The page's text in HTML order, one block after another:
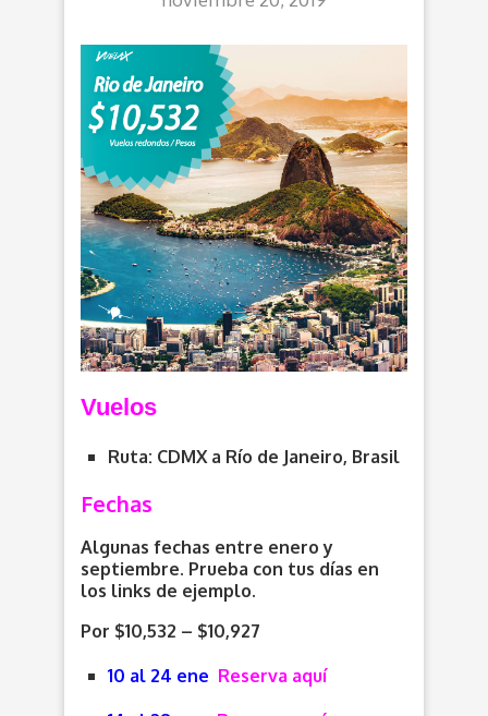
Vuelos
Ruta: CDMX a Río de Janeiro, Brasil
Fechas
Algunas fechas entre enero y
septiembre. Prueba con tus días en
los links de ejemplo.
Por $10,532 – $10,927
10 al 24 ene Reserva aquí